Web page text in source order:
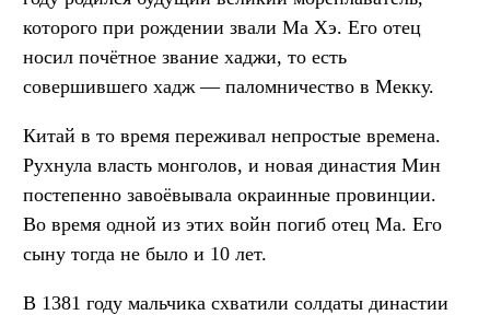
которого при рождении звали Ма Хэ. Его отец
носил почётное звание хаджи, то есть
совершившего хадж — паломничество в Мекку.
Китай в то время переживал непростые времена.
Рухнула власть монголов, и новая династия Мин
постепенно завоёвывала окраинные провинции.
Во время одной из этих войн погиб отец Ма. Его
сыну тогда не было и 10 лет.
В 1381 году мальчика схватили солдаты династии